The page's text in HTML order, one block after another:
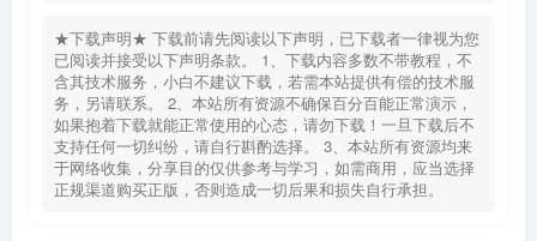
★下载声明★ 下载前请先阅读以下声明，已下载者一律视为您
已阅读并接受以下声明条款。 1、下载内容多数不带教程，不
含其技术服务，小白不建议下载，若需本站提供有偿的技术服
务，另请联系。 2、本站所有资源不确保百分百能正常演示，
如果抱着下载就能正常使用的心态，请勿下载！一旦下载后不
支持任何一切纠纷，请自行斟酌选择。 3、本站所有资源均来
于网络收集，分享目的仅供参考与学习，如需商用，应当选择
正规渠道购买正版，否则造成一切后果和损失自行承担。